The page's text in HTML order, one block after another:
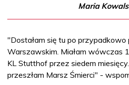
Maria
"Dostałam się tu po
Warszawskim. Miałam wówczas
KL Stutthof przez siedem
przeszłam Marsz Śmierci" -